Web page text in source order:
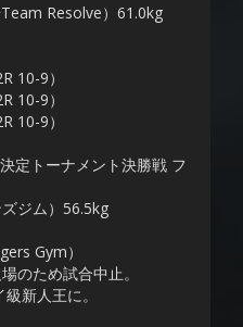
Resolve）61.0kg
10-9）
10-9）
10-9）
定トーナメント決勝戦 フ
ジム）56.5kg
Gym）
のため試合中止。
新人王に。